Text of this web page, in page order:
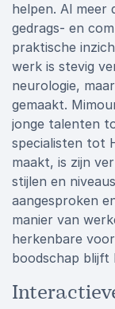
helpen. Al meer
gedrags- en
praktische
werk is stevig
neurologie,
gemaakt.
jonge talenten
specialisten tot
maakt, is zijn
stijlen en
aangesproken
manier van
herkenbare
boodschap